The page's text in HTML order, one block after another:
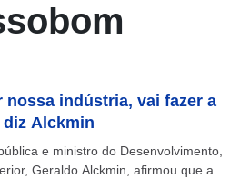
nossa indústria, vai fazer a
diz Alckmin
e ministro do Desenvolvimento,
Geraldo Alckmin, afirmou que a